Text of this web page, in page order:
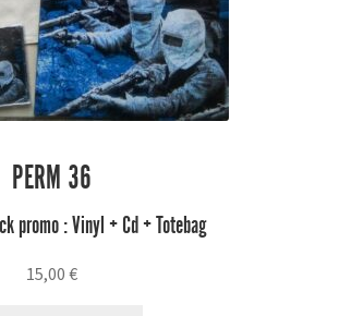
PERM 36
promo : Vinyl + Cd + Totebag
15,00€